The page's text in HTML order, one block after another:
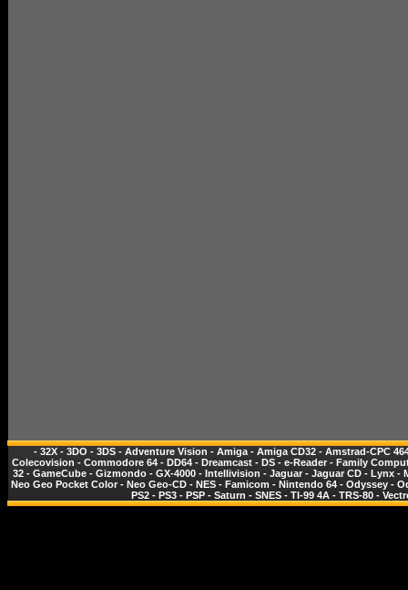
- 32X - 3DO - 3DS - Adventure Vision - Amiga - Amiga CD32 - Amstrad-CPC
Colecovision - Commodore 64- DD64- Dreamcast- DS- e-Reader- Family
32 - GameCube - Gizmondo - GX-4000 - Intellivision - Jaguar - Jaguar CD - Lynx -
Neo Geo Pocket Color - Neo Geo-CD - NES - Famicom - Nintendo 64 - Odyssey -
PS2 - PS3 - PSP - Saturn - SNES - TI-99 4A - TRS-80 -